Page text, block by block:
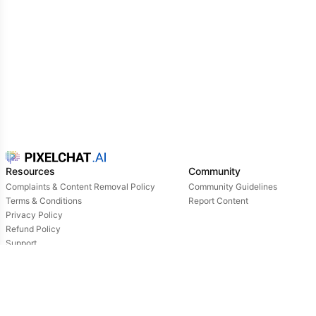
Resources
Complaints & Content Removal Policy
Terms & Conditions
Privacy Policy
Refund Policy
Support
Community
Community Guidelines
Report Content